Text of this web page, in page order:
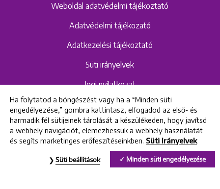
Weboldal adatvédelmi tájékoztató
Adatvédelmi tájékozató
Adatkezelési tájékoztató
Süti irányelvek
Jogi nyilatkozat
Hangrögzítéshez kapcsolódó adatvédelmi
szabályzat és tájékoztató
Uniklinik Fogászati és Implantációs Központ
Ha folytatod a böngészést vagy ha a “Minden süti
engedélyezése,” gombra kattintasz, elfogadod az első- és
harmadik fél sütijeinek tárolását a készülékeden, hogy javítsd
a webhely navigációt, elemezhessük a webhely használatát
és segíts marketinges erőfeszítéseinkben. Süti Irányelvek
Minden süti engedélyezése
Süti beállítások